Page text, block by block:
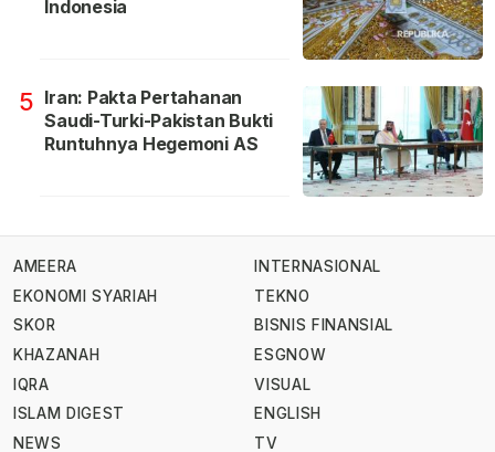
Indonesia
5 Iran: Pakta Pertahanan
Saudi-Turki-Pakistan Bukti
Runtuhnya Hegemoni AS
AMEERA
EKONOMI SYARIAH
SKOR
KHAZANAH
IQRA
ISLAM DIGEST
NEWS
INTERNASIONAL
TEKNO
BISNIS FINANSIAL
ESGNOW
VISUAL
ENGLISH
TV